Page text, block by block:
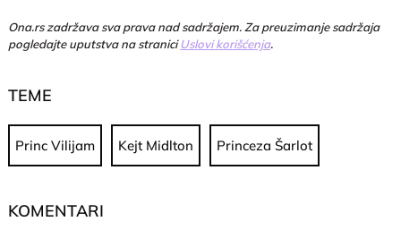
Ona.rs zadržava sva prava nad sadržajem. Za preuzimanje sadržaja
pogledajte uputstva na straniciUslovi korišćenja.
TEME
Princ Vilijam Kejt Midlton Princeza Šarlot
KOMENTARI